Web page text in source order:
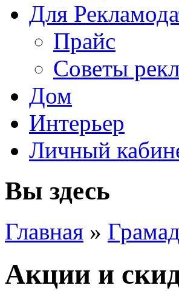
Для
Прайс
Советы
Дом
Интерьер
Личный
Вы здесь
Главная »
Акции и